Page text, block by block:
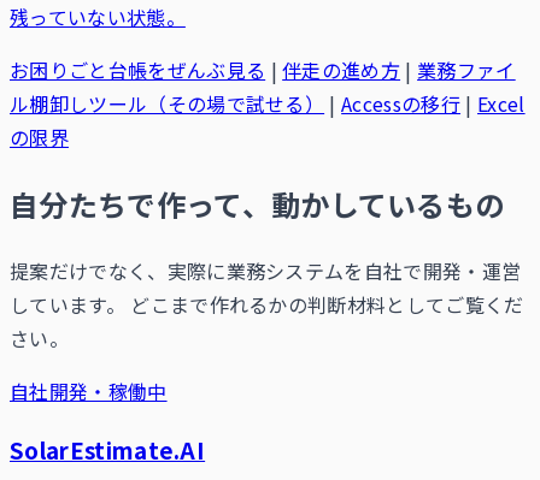
残っていない状態。
お困りごと台帳をぜんぶ見る | 伴走の進め方 | 業務ファイ
ル棚卸しツール（その場で試せる）
| Accessの移行 | Excel
の限界
自分たちで作って、動かしているもの
提案だけでなく、実際に業務システムを自社で開発・運営
しています。 どこまで作れるかの判断材料としてご覧くだ
さい。
自社開発・稼働中
SolarEstimate.AI